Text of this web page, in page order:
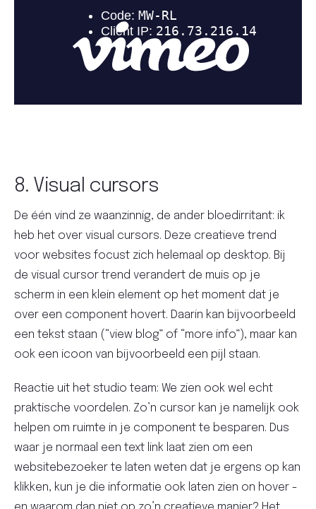
8. Visual cursors
De één vind ze waanzinnig, de ander bloedirritant: ik
heb het over visual cursors. Deze creatieve trend
voor websites focust zich helemaal op desktop. Bij
de visual cursor trend verandert de muis op je
scherm in een klein element op het moment dat je
over een component hovert. Daarin kan bijvoorbeeld
een tekst staan (“view blog” of “more info”), maar kan
ook een icoon van bijvoorbeeld een pijl staan.
Reactie uit het studio team: We zien ook wel echt
praktische voordelen. Zo’n cursor kan je namelijk ook
helpen om ruimte in je component te besparen. Dus
waar je normaal een text link laat zien om een
websitebezoeker te laten weten dat je ergens op kan
klikken, kun je die informatie ook laten zien on hover -